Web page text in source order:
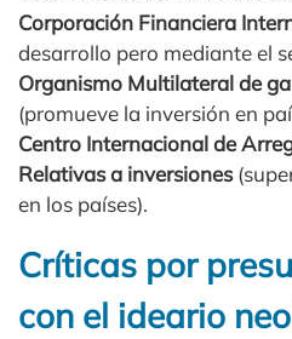
Corporación Financiera
desarrollo pero mediante el
Organismo Multilateral de
(promueve la inversión en
Centro Internacional de
Relativas a inversiones
en los países).
Críticas por
con el ideario